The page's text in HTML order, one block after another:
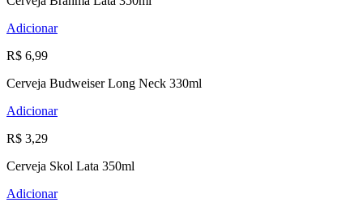
Adicionar
R$ 6,99
Cerveja Budweiser Long Neck 330ml
Adicionar
R$ 3,29
Cerveja Skol Lata 350ml
Adicionar